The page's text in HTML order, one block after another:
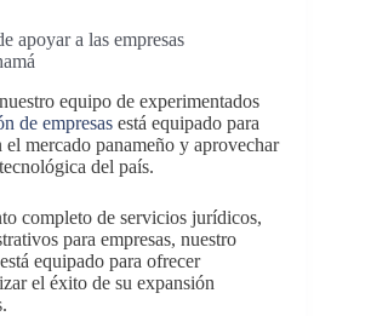
apoyar a las empresas
equipo de experimentados
de empresas está equipado para
el mercado panameño y aprovechar
del país.
completo de servicios jurídicos,
para empresas, nuestro
equipado para ofrecer
el éxito de su expansión